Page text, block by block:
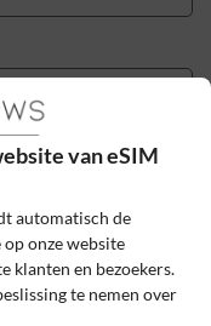
van eSIM
automatisch de
onze website
klanten en bezoekers.
te nemen over